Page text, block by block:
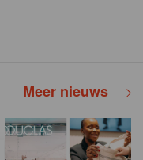
Meer nieuws